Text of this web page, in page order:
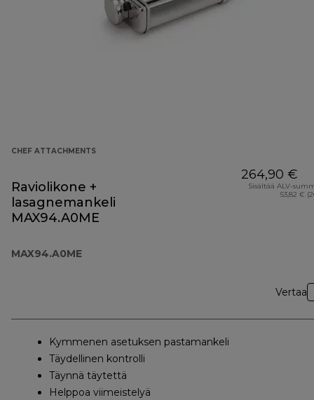
CHEF ATTACHMENTS
Raviolikone +
lasagnemankeli
MAX94.A0ME
MAX94.A0ME
264,90 €
Sisältää ALV-
53,82 €
Vertaa
Kymmenen asetuksen pastamankeli
Täydellinen kontrolli
Täynnä täytettä
Helppoa viimeistelyä